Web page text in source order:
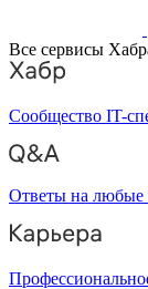
Все сервисы
Сообщество IT-
Ответы на любые